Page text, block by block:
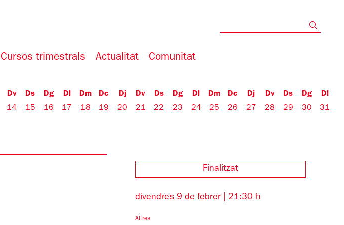
Cursos trimestrals Actualitat Comunitat
Dv
14
Ds
15
Dg
16
Dl
17
Dm
18
Dc
19
Dj
20
Dv
21
Ds
22
Dg
23
Dl
24
Dm
25
Dc
26
Dj
27
Dv
28
Ds
29
Dg
30
Dl
31
Finalitzat
divendres 9 de febrer| 21:30 h
Altres